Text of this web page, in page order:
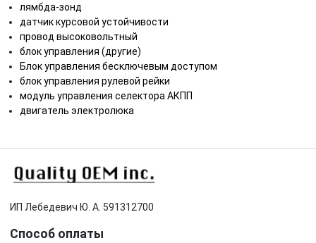
лямбда-зонд
датчик курсовой устойчивости
провод высоковольтный
блок управления (другие)
Блок управления бесключевым доступом
блок управления рулевой рейки
модуль управления селектора АКПП
двигатель электролюка
ИП Лебедевич Ю. А. 591312700
Способ оплаты